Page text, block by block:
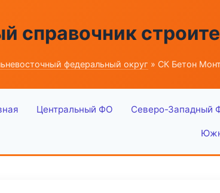
справочник
федеральный округ » СК Бетон
Центральный ФО Северо-Западный